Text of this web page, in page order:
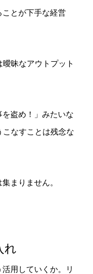
とが下手な経営
昧なアウトプット
を盗め！」みたいな
なすことは残念な
まりません。
れ
用していくか。リ